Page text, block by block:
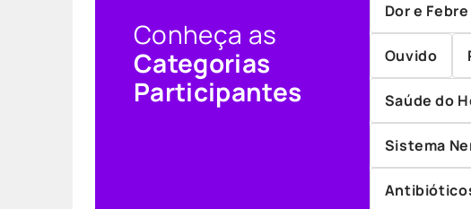
Conheça as
Categorias
Participantes
Dor e Febre
Ouvido
Saúde do
Sistema